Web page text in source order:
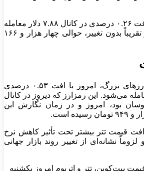
در مقابل، چین لینک با افت ۰.۲۶ درصدی در کانال ۷.۸۸ دلار معامله
می‌شود و پکس گلد نیز تقریباً بدون تغییر، حوالی چهار هزار و ۱۶۶
تتر برخلاف اغلب رمزارز‌های بزرگ، امروز با افت ۰.۵۳ درصدی
می‌شود. این رمزارز که دیروز در کانال
نوسان بود، امروز و در زمان نگارش این
قیمت تتر بیشتر تحت تأثیر کاهش نرخ
لزوماً نشانه‌ای از تغییر روند بازار جهانی